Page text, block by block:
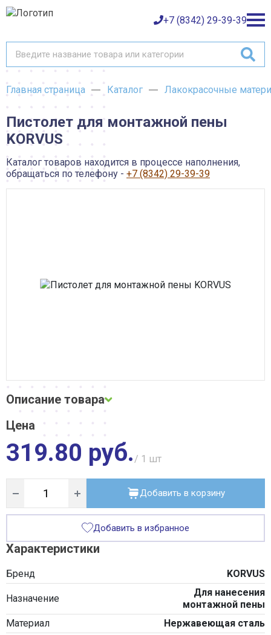
+7 (8342) 29-39-39
Каталог товаров
Баки и емкости АНИОН
Газовое оборудование
Детали трубопроводов и уплотнения
Запорная и регулирующая арматура
Инструмент
Контрольно-измерительные приборы и арматура
Сварочное оборудование
Электротехнические товары
О компании
Оплата
Доставка
Главная страница Каталог Лакокрасочные
Пистолет для монтажной пены
KORVUS
Каталог товаров находится в процессе наполнения,
обращаться по телефону - +7 (8342) 29-39-39
Описание товара
Описание и фото товара, технические характеристики, габариты,
внешний вид и цвет, страна производства, а также сертификаты
и паспорта носят справочный характер и основываются на последних
доступных сведениях от производителя. Производитель оставляет
за собой право изменить параметры без предварительного
офертой.
Цена
319.80 руб./ 1 шт
Добавить в корзину
Добавить в избранное
Характеристики
Бренд KORVUS
Назначение
Для нанесения
монтажной пены
Материал
Нержавеющая сталь